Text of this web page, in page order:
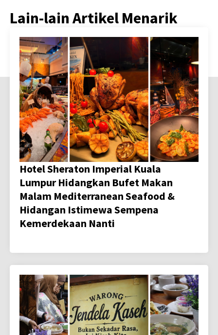
Lain-lain Artikel Menarik
Hotel Sheraton Imperial Kuala
Lumpur Hidangkan Bufet Makan
Malam Mediterranean Seafood &
Hidangan Istimewa Sempena
Kemerdekaan Nanti